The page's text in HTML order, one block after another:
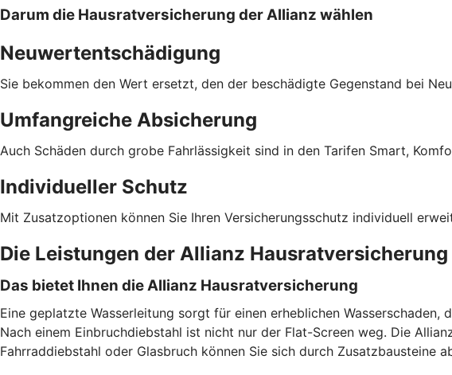
Darum die Hausratversicherung der Allianz wählen
Neuwertentschädigung
Sie bekommen den Wert ersetzt, den der beschädigte Gegenstand bei
Umfangreiche Absicherung
Auch Schäden durch grobe Fahrlässigkeit sind in den Tarifen Smart,
Individueller Schutz
Mit Zusatzoptionen können Sie Ihren Versicherungsschutz individuell
Die Leistungen der Allianz
Das bietet Ihnen die Allianz Hausratversicherung
Eine geplatzte Wasserleitung sorgt für einen erheblichen
Nach einem Einbruchdiebstahl ist nicht nur der Flat-Screen weg. Die
Fahrraddiebstahl oder Glasbruch können Sie sich durch Zusatzbausteine